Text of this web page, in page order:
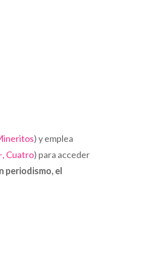
) y emplea
Cuatro) para acceder
periodismo, el